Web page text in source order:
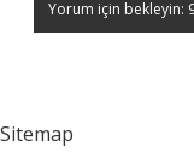
Sitemap